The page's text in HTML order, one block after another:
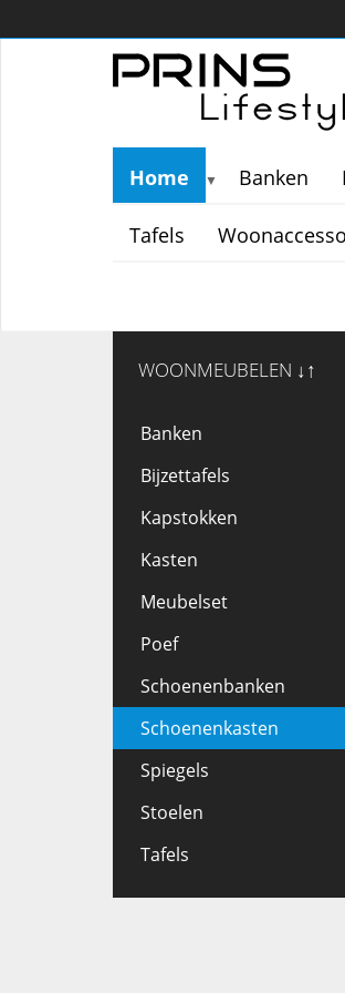
Home ▼ Banken
Tafels
WOONMEUBELEN ↓↑
Banken
Bijzettafels
Kapstokken
Kasten
Meubelset
Poef
Schoenenbanken
Schoenenkasten
Spiegels
Stoelen
Tafels